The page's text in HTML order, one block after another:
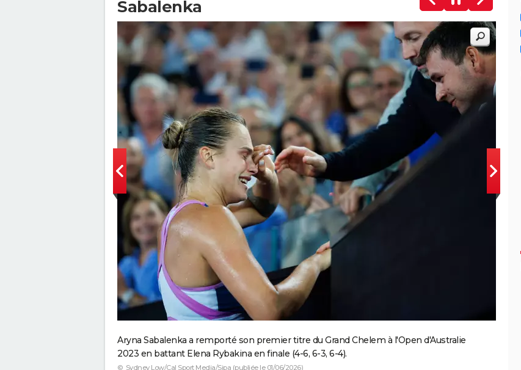
Sabalenka
Aryna Sabalenka a remporté son premier titre du Grand Chelem à l'Open d'Australie
2023 en battant Elena Rybakina en finale (4-6, 6-3, 6-4).
© Sydney Low/Cal Sport Media/Sipa (publiée le 01/06/2026)